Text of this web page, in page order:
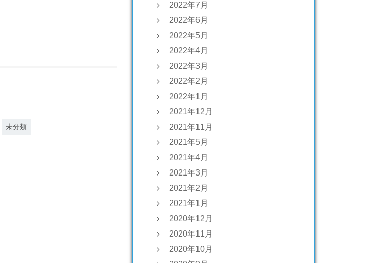
未分類
2022年7月
2022年6月
2022年5月
2022年4月
2022年3月
2022年2月
2022年1月
2021年12月
2021年11月
2021年5月
2021年4月
2021年3月
2021年2月
2021年1月
2020年12月
2020年11月
2020年10月